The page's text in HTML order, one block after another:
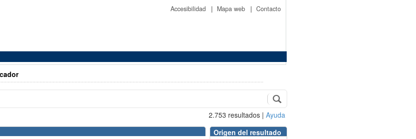
Accesibilidad | Mapa web | Contacto
2.753 resultados | Ayuda
Origen del resultado